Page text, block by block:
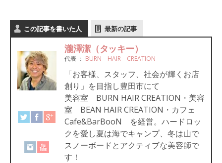
この記事を書いた人 最新の記事
瀧澤潔（タッキー）
代表 ： BURN HAIR CREATION
「お客様、スタッフ、社会が輝くお店
創り」を目指し豊田市にて
美容室 BURN HAIR CREATION・美容
室 BEAN HAIR CREATION・カフェ
Cafe&BarBooN を経営。ハードロッ
クを愛し夏は海でキャンプ、冬は山で
スノーボードとアクティブな美容師で
す！